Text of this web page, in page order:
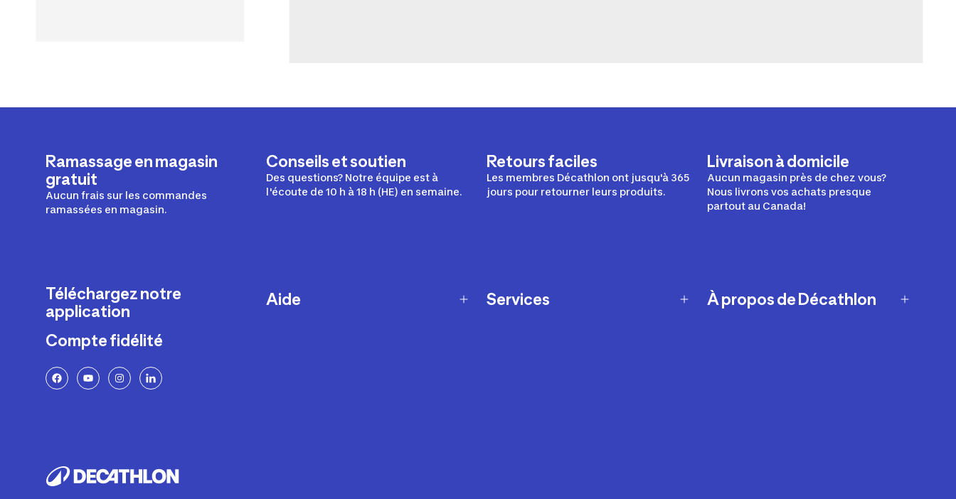
Ramassage en magasin
gratuit
Aucun frais sur les commandes
ramassées en magasin.
Conseils et soutien
Des questions? Notre équipe est à
l'écoute de 10 h à 18 h (HE) en semaine.
Retours faciles
Les membres Décathlon ont jusqu'à 365
jours pour retourner leurs produits.
Livraison à domicile
Aucun magasin près de chez vous?
Nous livrons vos achats presque
partout au Canada!
Téléchargez notre
application
Compte fidélité
Aide Services À propos de Décathlon